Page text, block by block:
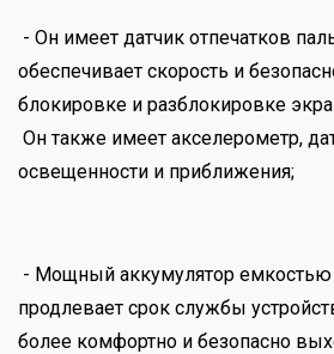
- Он имеет датчик отпечатков
обеспечивает скорость и
блокировке и разблокировке
Он также имеет акселерометр,
освещенности и приближения;
- Мощный аккумулятор
продлевает срок службы
более комфортно и безопасно